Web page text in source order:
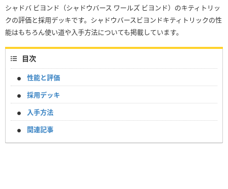
シャドバ ビヨンド（シャドウバース ワールズ ビヨンド）のキティトリッ
クの評価と採用デッキです。シャドウバースビヨンドキティトリックの性
能はもちろん使い道や入手方法についても掲載しています。
目次
性能と評価
採用デッキ
入手方法
関連記事